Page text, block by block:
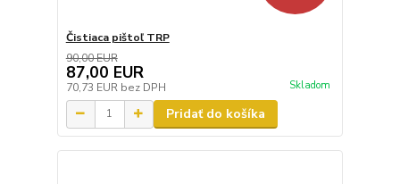
Čistiaca pištoľ TRP
90,00 EUR
87,00 EUR
70,73 EUR bez DPH Skladom
Pridať do košíka